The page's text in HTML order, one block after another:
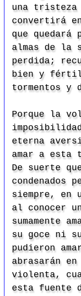
una
convertirá
que quedará
almas de la
perdida;
bien y fértil
tormentos y
Porque la
eterna
amar a esta
De suerte
condenados
siempre, en
al conocer
sumamente
su goce ni
pudieron
abrasarán
violenta,
esta fuente